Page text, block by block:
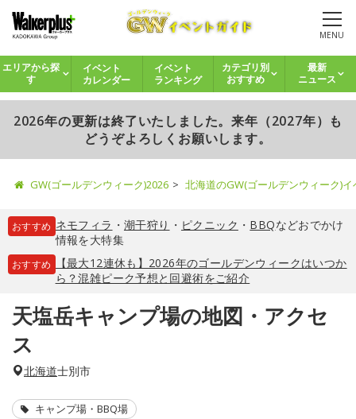
MENU
エリアから探
す
イベント
カレンダー
イベント
ランキング
カテゴリ別
おすすめ
最新
ニュース
2026年の更新は終了いたしました。来年（2027年）も
どうぞよろしくお願いします。
GW(ゴールデンウィーク)2026 北海道のGW(ゴールデンウィーク)
おすすめ ネモフィラ ・ 潮干狩り ・ ピクニック ・ BBQなどおでかけ
情報を大特集
おすすめ
【最大12連休も】2026年のゴールデンウィークはいつか
ら？混雑ピーク予想と回避術をご紹介
天塩岳キャンプ場の地図・アクセ
ス
北海道士別市
キャンプ場・BBQ場